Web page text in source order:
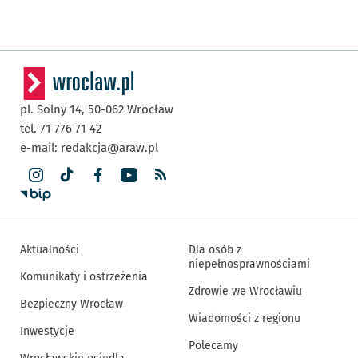
pl. Solny 14, 50-062 Wrocław
tel. 71 776 71 42
e-mail: redakcja@araw.pl
Aktualności
Komunikaty i ostrzeżenia
Bezpieczny Wrocław
Inwestycje
Dla osób z
niepełnosprawnościami
Zdrowie we Wrocławiu
Wiadomości z regionu
Polecamy